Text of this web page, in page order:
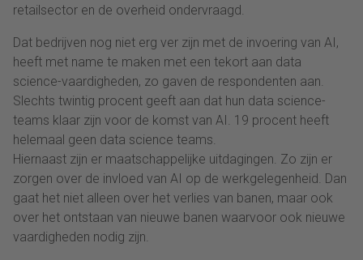
retailsector en de overheid ondervraagd.
Dat bedrijven nog niet erg ver zijn met de invoering van AI,
heeft met name te maken met een tekort aan data
science-vaardigheden, zo gaven de respondenten aan.
Slechts twintig procent geeft aan dat hun data science-
teams klaar zijn voor de komst van AI. 19 procent heeft
helemaal geen data science teams.
Hiernaast zijn er maatschappelijke uitdagingen. Zo zijn er
zorgen over de invloed van AI op de werkgelegenheid. Dan
gaat het niet alleen over het verlies van banen, maar ook
over het ontstaan van nieuwe banen waarvoor ook nieuwe
vaardigheden nodig zijn.